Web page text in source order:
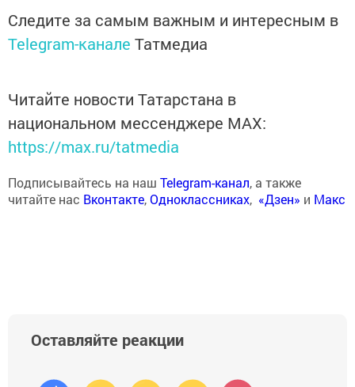
Следите за самым важным и интересным в
Telegram-канале Татмедиа
Читайте новости Татарстана в
национальном мессенджере MАХ:
https://max.ru/tatmedia
Подписывайтесь на наш Telegram-канал, а также
читайте нас Вконтакте,Одноклассниках, «Дзен» и Макс
Оставляйте реакции